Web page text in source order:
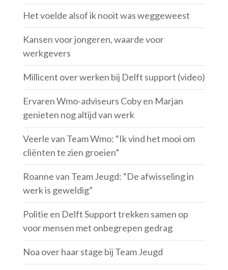
Het voelde alsof ik nooit was weggeweest
Kansen voor jongeren, waarde voor
werkgevers
Millicent over werken bij Delft support (video)
Ervaren Wmo-adviseurs Coby en Marjan
genieten nog altijd van werk
Veerle van Team Wmo: “Ik vind het mooi om
cliënten te zien groeien”
Roanne van Team Jeugd: “De afwisseling in
werk is geweldig”
Politie en Delft Support trekken samen op
voor mensen met onbegrepen gedrag
Noa over haar stage bij Team Jeugd